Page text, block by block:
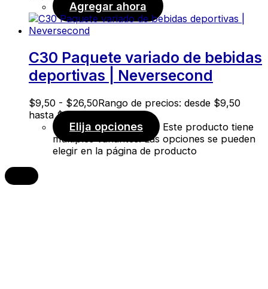
Agregar ahora
C30 Paquete variado de bebidas
deportivas | Neversecond
$9,50 - $26,50Rango de precios: desde $9,50
hasta $26,50
Elija opciones
Este producto tiene
múltiples variantes. Las opciones se pueden
elegir en la página de producto